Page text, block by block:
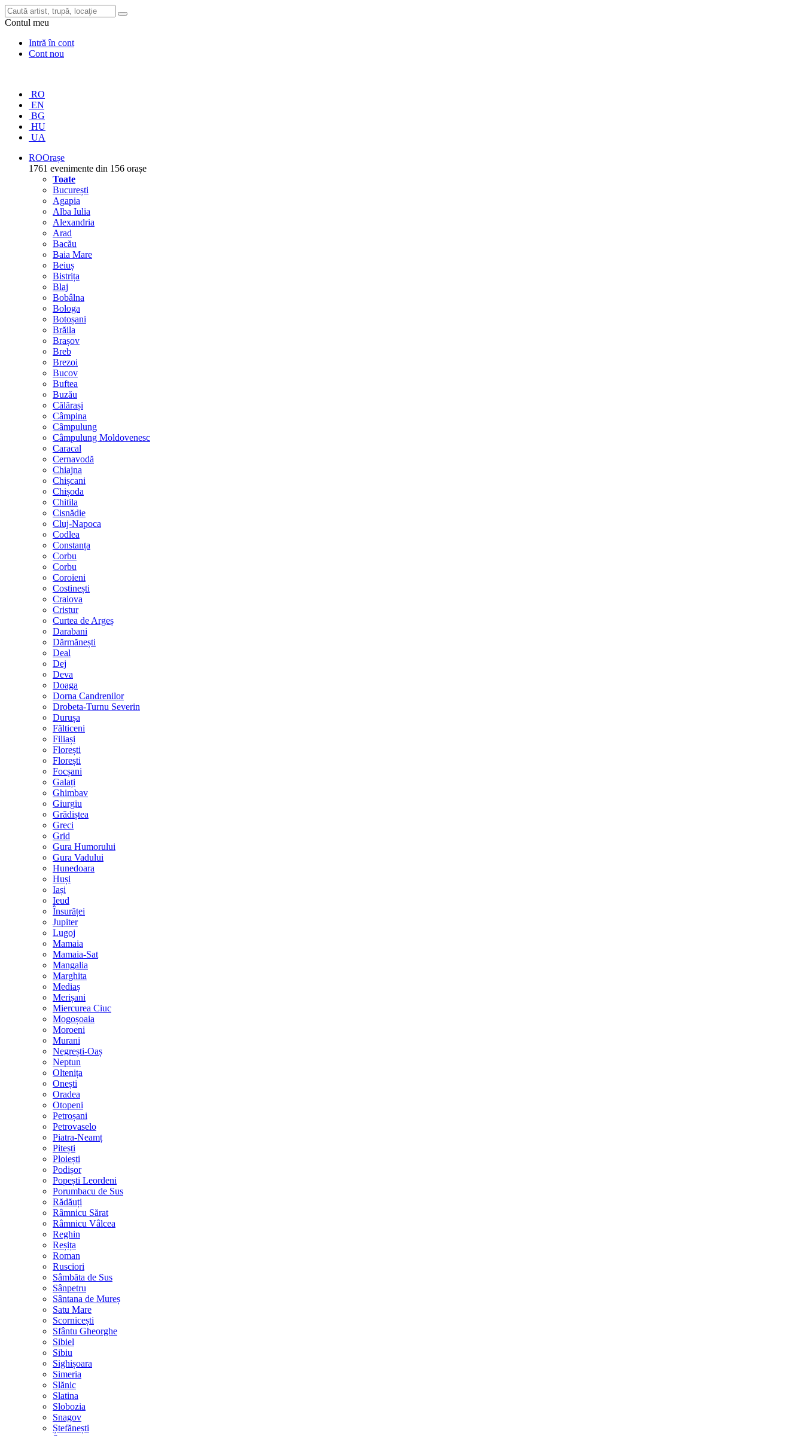
Contul meu
Intră în cont
Cont nou
RO
EN
BG
HU
UA
ROOrașe
1761 evenimente din 156 orașe
Toate
București
Agapia
Alba Iulia
Alexandria
Arad
Bacău
Baia Mare
Beiuș
Bistrița
Blaj
Bobâlna
Bologa
Botoșani
Brăila
Brașov
Breb
Brezoi
Bucov
Buftea
Buzău
Călărași
Câmpina
Câmpulung
Câmpulung Moldovenesc
Caracal
Cernavodă
Chiajna
Chișcani
Chișoda
Chitila
Cisnădie
Cluj-Napoca
Codlea
Constanța
Corbu
Corbu
Coroieni
Costinești
Craiova
Cristur
Curtea de Argeș
Darabani
Dărmănești
Deal
Dej
Deva
Doaga
Dorna Candrenilor
Drobeta-Turnu Severin
Durușa
Fălticeni
Filiași
Florești
Florești
Focșani
Galați
Ghimbav
Giurgiu
Grădiștea
Greci
Grid
Gura Humorului
Gura Vadului
Hunedoara
Huși
Iași
Ieud
Însurăței
Jupiter
Lugoj
Mamaia
Mamaia-Sat
Mangalia
Marghita
Mediaș
Merișani
Miercurea Ciuc
Mogoșoaia
Moroeni
Murani
Negrești-Oaș
Neptun
Oltenița
Onești
Oradea
Otopeni
Petroșani
Petrovaselo
Piatra-Neamț
Pitești
Ploiești
Podișor
Popești Leordeni
Porumbacu de Sus
Rădăuți
Râmnicu Sărat
Râmnicu Vâlcea
Reghin
Reșița
Roman
Rusciori
Sâmbăta de Sus
Sânpetru
Sântana de Mureș
Satu Mare
Scornicești
Sfântu Gheorghe
Sibiel
Sibiu
Sighișoara
Simeria
Slănic
Slatina
Slobozia
Snagov
Ștefănești